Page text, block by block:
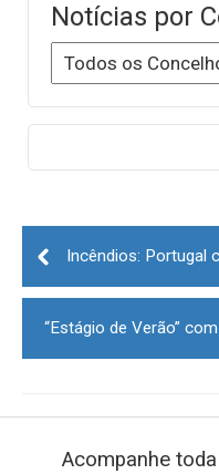
Notícias por
Post
navigation
Acompanhe